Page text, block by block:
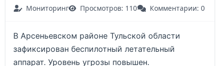
Мониторинг Просмотров: 110 Комментарии: 0
В Арсеньевском районе Тульской области
зафиксирован беспилотный летательный
аппарат. Уровень угрозы повышен.